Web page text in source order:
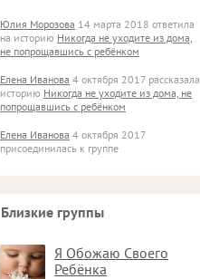
Юлия Морозова 14 марта 2018 ответила
на историю Никогда не уходите из дома,
не попрощавшись с ребёнком
Елена Иванова 4 октября 2017 рассказала
историю Никогда не уходите из дома, не
попрощавшись с ребёнком
Елена Иванова 4 октября 2017
присоединилась к группе
Близкие группы
Я Обожаю Своего
Ребёнка